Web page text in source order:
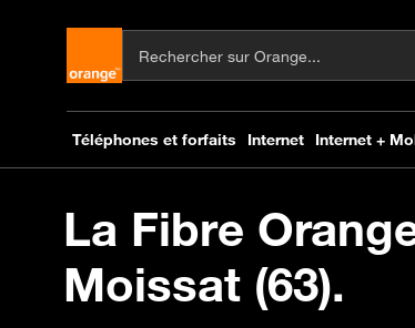
La Fibre
Moissat (63).